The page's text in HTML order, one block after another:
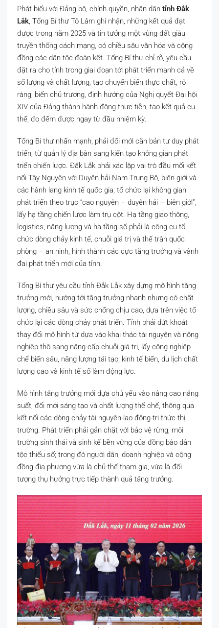
Phát biểu với Đảng bộ, chính quyền, nhân dân tỉnh Đắk
Lắk, Tổng Bí thư Tô Lâm ghi nhận, những kết quả đạt
được trong năm 2025 và tin tưởng một vùng đất giàu
truyền thống cách mạng, có chiều sâu văn hóa và cộng
đồng các dân tộc đoàn kết. Tổng Bí thư chỉ rõ, yêu cầu
đặt ra cho tỉnh trong giai đoạn tới phát triển mạnh cả về
số lượng và chất lượng, tạo chuyển biến thực chất, rõ
ràng; biến chủ trương, định hướng của Nghị quyết Đại hội
XIV của Đảng thành hành động thực tiễn, tạo kết quả cụ
thể, đo đếm được ngay từ đầu nhiệm kỳ.
Tổng Bí thư nhấn mạnh, phải đổi mới căn bản tư duy phát
triển, từ quản lý địa bàn sang kiến tạo không gian phát
triển chiến lược. Đắk Lắk phải xác lập vai trò đầu mối kết
nối Tây Nguyên với Duyên hải Nam Trung Bộ, biên giới và
các hành lang kinh tế quốc gia; tổ chức lại không gian
phát triển theo trục “cao nguyên – duyên hải – biên giới”,
lấy hạ tầng chiến lược làm trụ cột. Hạ tầng giao thông,
logistics, năng lượng và hạ tầng số phải là công cụ tổ
chức dòng chảy kinh tế, chuỗi giá trị và thế trận quốc
phòng – an ninh, hình thành các cực tăng trưởng và vành
đai phát triển mới của tỉnh.
Tổng Bí thư yêu cầu tỉnh Đắk Lắk xây dựng mô hình tăng
trưởng mới, hướng tới tăng trưởng nhanh nhưng có chất
lượng, chiều sâu và sức chống chịu cao, dựa trên việc tổ
chức lại các dòng chảy phát triển. Tỉnh phải dứt khoát
thay đổi mô hình từ dựa vào khai thác tài nguyên và nông
nghiệp thô sang nâng cấp chuỗi giá trị, lấy công nghiệp
chế biến sâu, năng lượng tái tạo, kinh tế biển, du lịch chất
lượng cao và kinh tế số làm động lực.
Mô hình tăng trưởng mới dựa chủ yếu vào nâng cao năng
suất, đổi mới sáng tạo và chất lượng thể chế, thông qua
kết nối các dòng chảy tài nguyên-lao động-tri thức-thị
trường. Phát triển phải gắn chặt với bảo vệ rừng, môi
trường sinh thái và sinh kế bền vững của đồng bào dân
tộc thiểu số; trong đó người dân, doanh nghiệp và cộng
đồng địa phương vừa là chủ thể tham gia, vừa là đối
tượng thụ hưởng trực tiếp thành quả tăng trưởng.